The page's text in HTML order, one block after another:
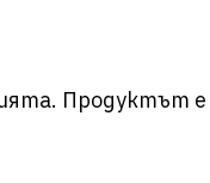
Продуктът